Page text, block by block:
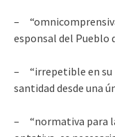
–
esponsal del Pueblo
– “irrepetible en su
santidad desde una
– “normativa para